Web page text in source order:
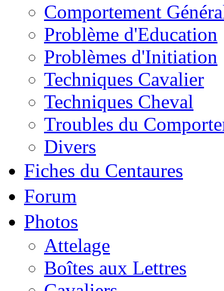
Comportement
Problème d'Education
Problèmes d'Initiation
Techniques Cavalier
Techniques Cheval
Troubles du
Divers
Fiches du Centaures
Forum
Photos
Attelage
Boîtes aux Lettres